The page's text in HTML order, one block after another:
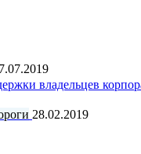
владельцев
28.02.2019